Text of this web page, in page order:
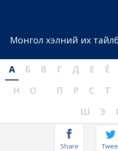
Монгол хэлний их
А Б В Г Д Е Ё
Н
О П Р С Т
Ш
Э
Share